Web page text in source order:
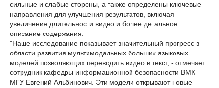
сильные и слабые стороны, а также определены ключевые
направления для улучшения результатов, включая
увеличение длительности видео и более детальное
описание содержания.
"Наше исследование показывает значительный прогресс в
области развития мультимодальных больших языковых
моделей позволяющих переводить видео в текст, - отмечает
сотрудник кафедры информационной безопасности ВМК
МГУ Евгений Альбинович. Эти модели открывают новые